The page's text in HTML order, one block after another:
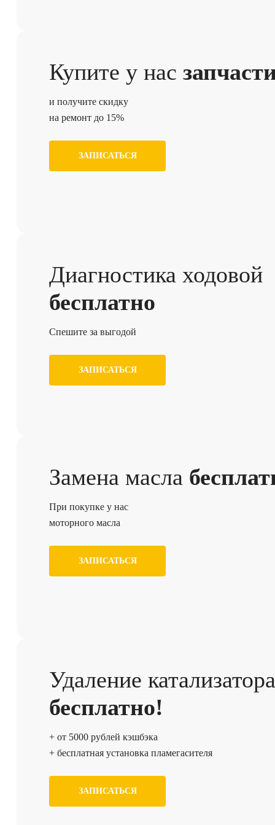
Купите у нас
и получите скидку
на ремонт до 15%
ЗАПИСАТЬСЯ
Диагностика ходовой
бесплатно
Спешите за выгодой
ЗАПИСАТЬСЯ
Замена масла
При покупке у нас
моторного масла
ЗАПИСАТЬСЯ
Удаление катализатора
бесплатно!
+ от 5000 рублей кэшбэка
+ бесплатная установка пламегасителя
ЗАПИСАТЬСЯ